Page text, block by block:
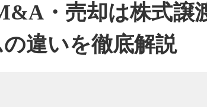
・売却は株式譲
の違いを徹底解説